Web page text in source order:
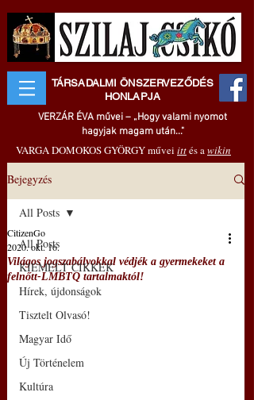
TÁRSADALMI ÖNSZERVEZŐDÉS
HONLAPJA
VERZÁR ÉVA művei – „Hogy valami nyomot
hagyjak magam után..."
VARGA DOMOKOS GYÖRGY művei ittés awikin
Bejegyzés
All Posts
KIEMELT CIKKEK
Hírek, újdonságok
Tisztelt Olvasó!
Magyar Idő
Új Történelem
Kultúra
All Posts
Világos jogszabályokkal védjék a gyermekeket a
felnőtt-LMBTQ tartalmaktól!
CitizenGo
2020. okt. 16.